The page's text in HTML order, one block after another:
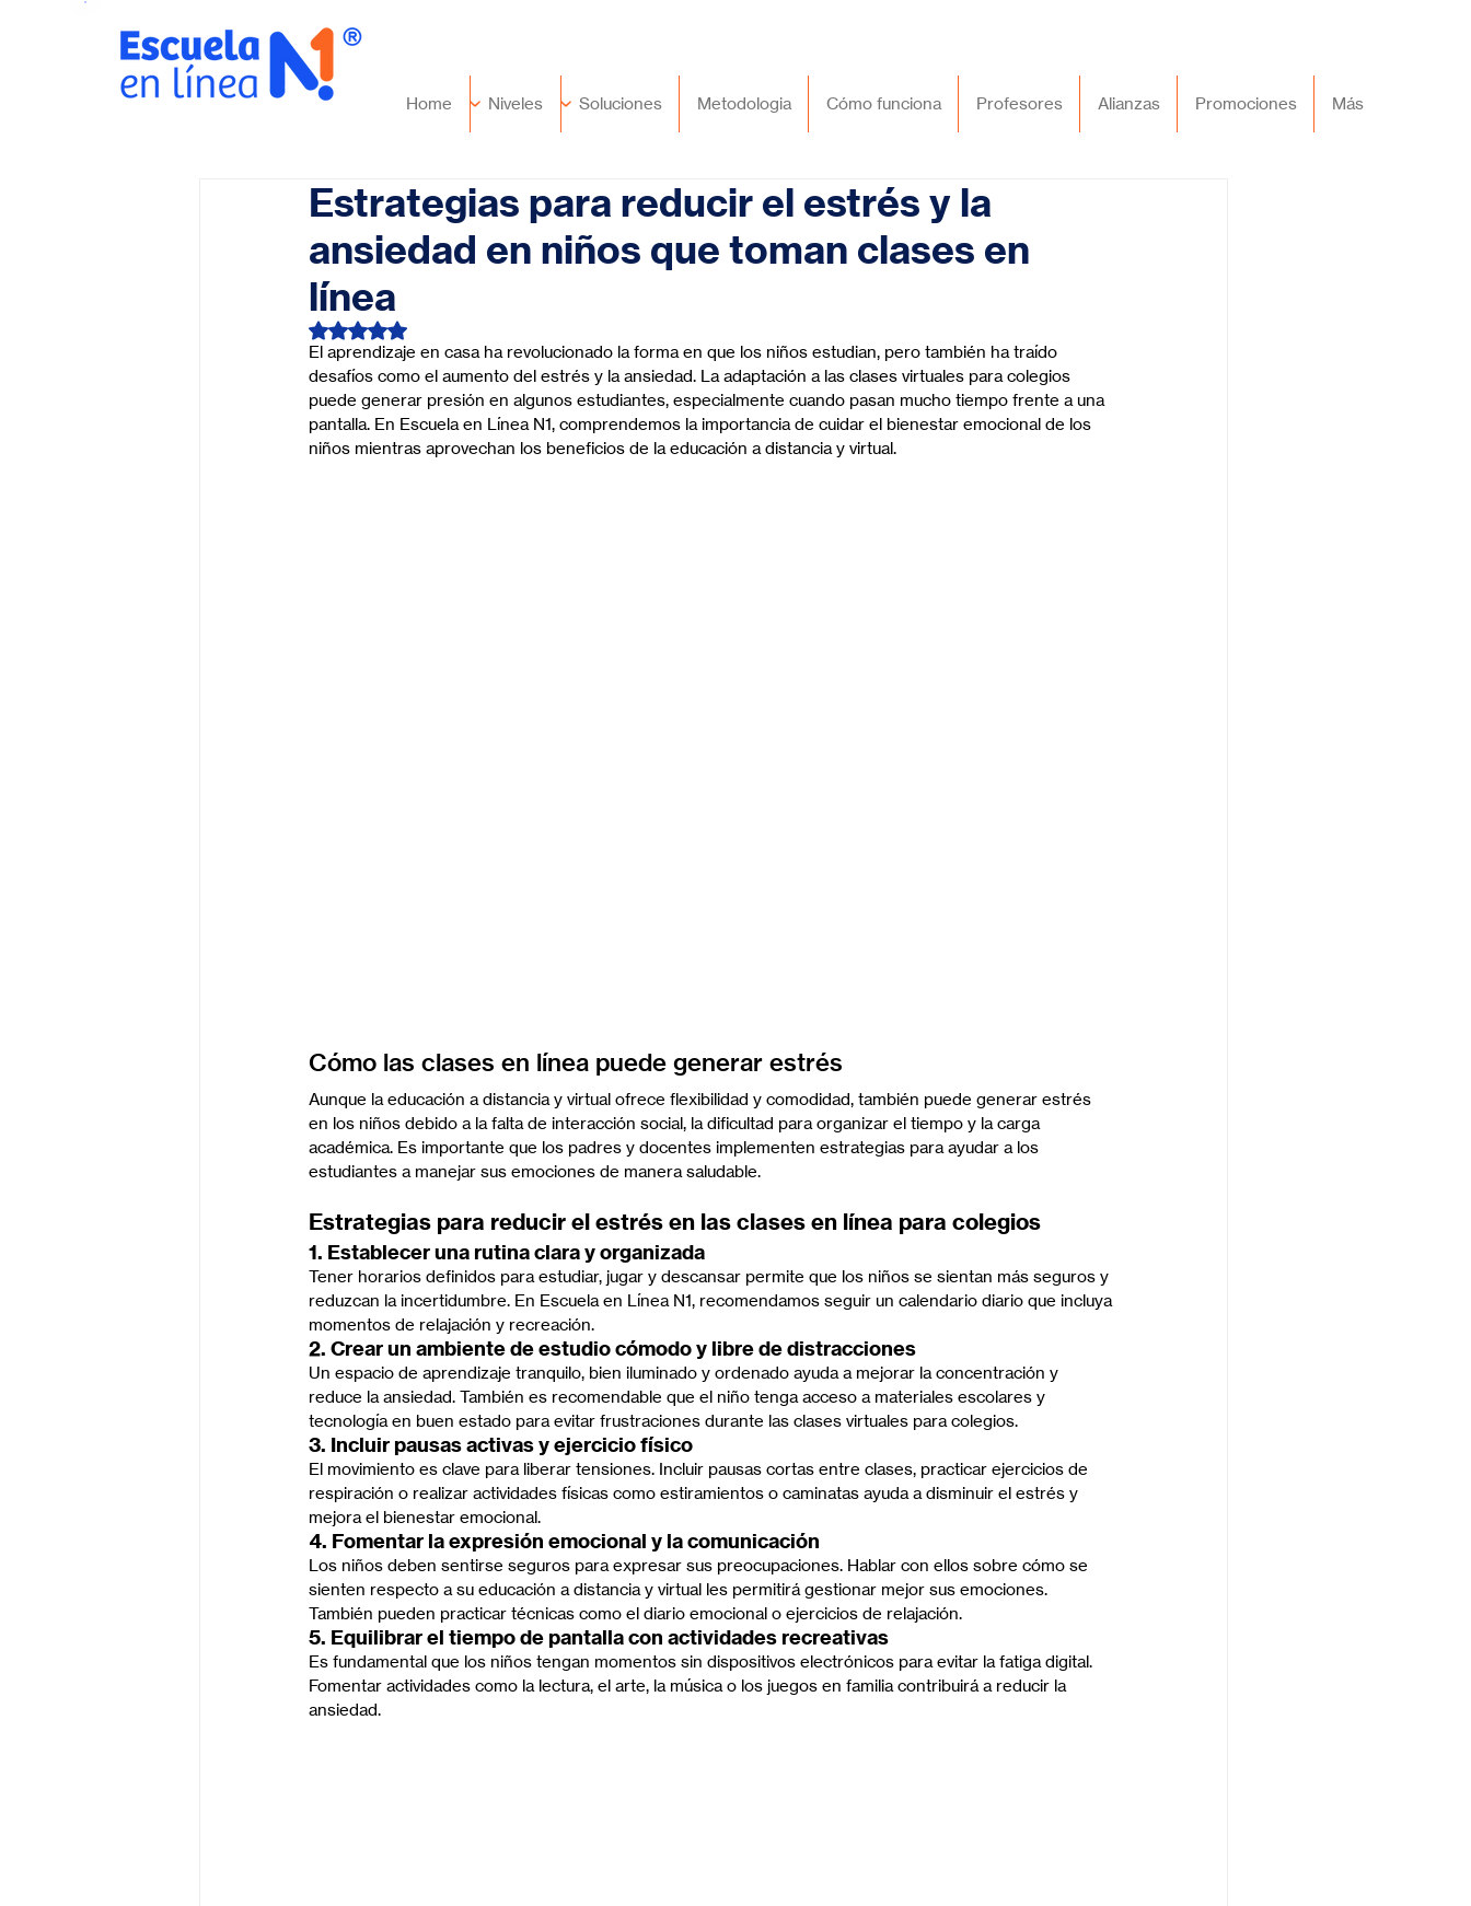
Home Niveles Soluciones Metodologia Cómo funciona Profesores Alianzas Promociones Más
Estrategias para reducir el estrés y la
ansiedad en niños que toman clases en
línea
Obtuvo NaN de 5 estrellas.
El aprendizaje en casa ha revolucionado la forma en que los niños estudian, pero también ha traído
desafíos como el aumento del estrés y la ansiedad. La adaptación a las clases virtuales para colegios
puede generar presión en algunos estudiantes, especialmente cuando pasan mucho tiempo frente a una
pantalla. En Escuela en Línea N1, comprendemos la importancia de cuidar el bienestar emocional de los
niños mientras aprovechan los beneficios de la educación a distancia y virtual.
Cómo las clases en línea puede generar estrés
Aunque la educación a distancia y virtual ofrece flexibilidad y comodidad, también puede generar estrés
en los niños debido a la falta de interacción social, la dificultad para organizar el tiempo y la carga
académica. Es importante que los padres y docentes implementen estrategias para ayudar a los
estudiantes a manejar sus emociones de manera saludable.
Estrategias para reducir el estrés en las clases en línea para colegios
1. Establecer una rutina clara y organizada
Tener horarios definidos para estudiar, jugar y descansar permite que los niños se sientan más seguros y
reduzcan la incertidumbre. En Escuela en Línea N1, recomendamos seguir un calendario diario que incluya
momentos de relajación y recreación.
2. Crear un ambiente de estudio cómodo y libre de distracciones
Un espacio de aprendizaje tranquilo, bien iluminado y ordenado ayuda a mejorar la concentración y
reduce la ansiedad. También es recomendable que el niño tenga acceso a materiales escolares y
tecnología en buen estado para evitar frustraciones durante las clases virtuales para colegios.
3. Incluir pausas activas y ejercicio físico
El movimiento es clave para liberar tensiones. Incluir pausas cortas entre clases, practicar ejercicios de
respiración o realizar actividades físicas como estiramientos o caminatas ayuda a disminuir el estrés y
mejora el bienestar emocional.
4. Fomentar la expresión emocional y la comunicación
Los niños deben sentirse seguros para expresar sus preocupaciones. Hablar con ellos sobre cómo se
sienten respecto a su educación a distancia y virtual les permitirá gestionar mejor sus emociones.
También pueden practicar técnicas como el diario emocional o ejercicios de relajación.
5. Equilibrar el tiempo de pantalla con actividades recreativas
Es fundamental que los niños tengan momentos sin dispositivos electrónicos para evitar la fatiga digital.
Fomentar actividades como la lectura, el arte, la música o los juegos en familia contribuirá a reducir la
ansiedad.